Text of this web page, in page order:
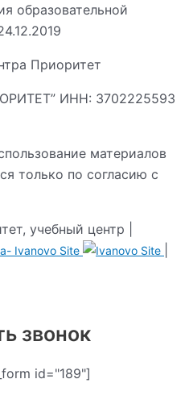
образовательной
ИНН: 3702225593
материалов
только по согласию с
учебный центр |
Ivanovo Site
звонок
id="189"]